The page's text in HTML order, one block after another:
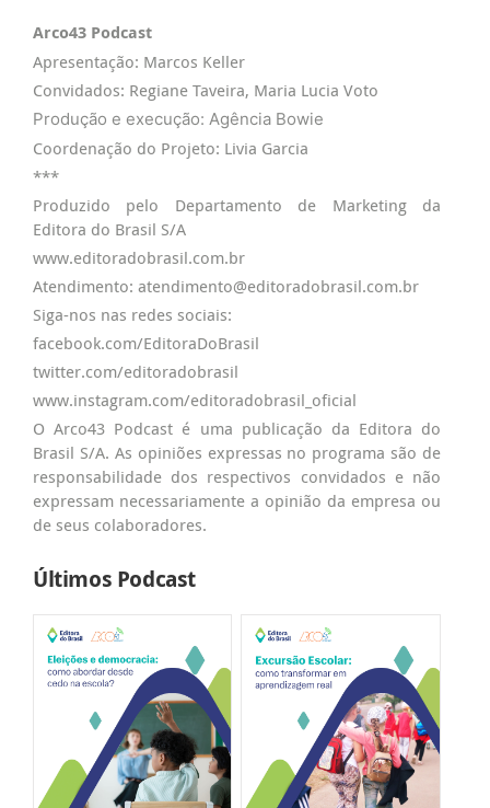
Arco43 Podcast
Apresentação: Marcos Keller
Convidados: Regiane Taveira, Maria Lucia Voto
Produção e execução: Agência Bowie
Coordenação do Projeto: Livia Garcia
***
Produzido pelo Departamento de Marketing da
Editora do Brasil S/A
www.editoradobrasil.com.br
Atendimento: atendimento@editoradobrasil.com.br
Siga-nos nas redes sociais:
facebook.com/EditoraDoBrasil
twitter.com/editoradobrasil
www.instagram.com/editoradobrasil_oficial
O Arco43 Podcast é uma publicação da Editora do
Brasil S/A. As opiniões expressas no programa são de
responsabilidade dos respectivos convidados e não
expressam necessariamente a opinião da empresa ou
de seus colaboradores.
Últimos Podcast